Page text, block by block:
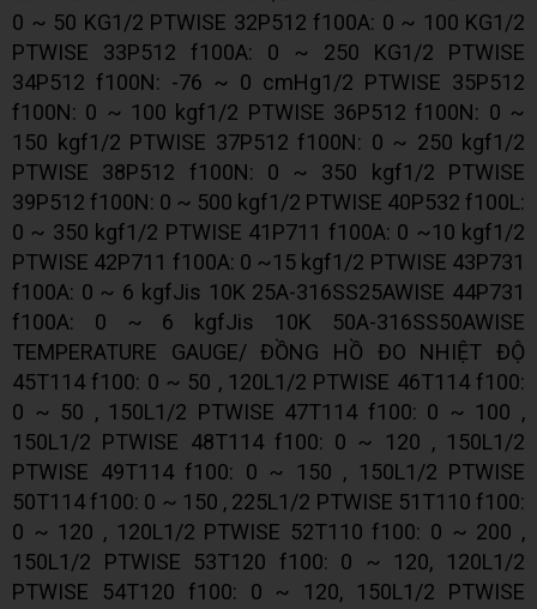
0 ~ 50 KG1/2 PTWISE 32P512 f100A: 0 ~ 100 KG1/2
PTWISE 33P512 f100A: 0 ~ 250 KG1/2 PTWISE
34P512 f100N: -76 ~ 0 cmHg1/2 PTWISE 35P512
f100N: 0 ~ 100 kgf1/2 PTWISE 36P512 f100N: 0 ~
150 kgf1/2 PTWISE 37P512 f100N: 0 ~ 250 kgf1/2
PTWISE 38P512 f100N: 0 ~ 350 kgf1/2 PTWISE
39P512 f100N: 0 ~ 500 kgf1/2 PTWISE 40P532 f100L:
0 ~ 350 kgf1/2 PTWISE 41P711 f100A: 0 ~10 kgf1/2
PTWISE 42P711 f100A: 0 ~15 kgf1/2 PTWISE 43P731
f100A: 0 ~ 6 kgfJis 10K 25A-316SS25AWISE 44P731
f100A: 0 ~ 6 kgfJis 10K 50A-316SS50AWISE
TEMPERATURE GAUGE/ ĐỒNG HỒ ĐO NHIỆT ĐỘ
45T114 f100: 0 ~ 50 , 120L1/2 PTWISE 46T114 f100:
0 ~ 50 , 150L1/2 PTWISE 47T114 f100: 0 ~ 100 ,
150L1/2 PTWISE 48T114 f100: 0 ~ 120 , 150L1/2
PTWISE 49T114 f100: 0 ~ 150 , 150L1/2 PTWISE
50T114 f100: 0 ~ 150 , 225L1/2 PTWISE 51T110 f100:
0 ~ 120 , 120L1/2 PTWISE 52T110 f100: 0 ~ 200 ,
150L1/2 PTWISE 53T120 f100: 0 ~ 120, 120L1/2
PTWISE 54T120 f100: 0 ~ 120, 150L1/2 PTWISE